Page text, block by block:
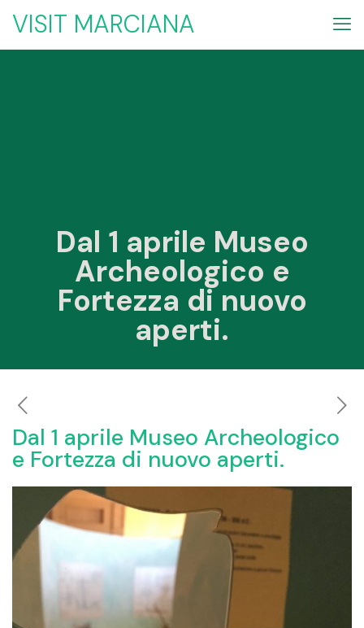
VISIT MARCIANA
Dal 1 aprile Museo
Archeologico e
Fortezza di nuovo
aperti.
Dal 1 aprile Museo Archeologico
e Fortezza di nuovo aperti.